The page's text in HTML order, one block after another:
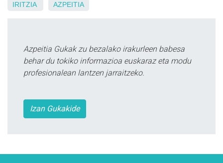
IRITZIA AZPEITIA
Azpeitia Gukak zu bezalako irakurleen babesa
behar du tokiko informazioa euskaraz eta modu
profesionalean lantzen jarraitzeko.
Izan Gukakide